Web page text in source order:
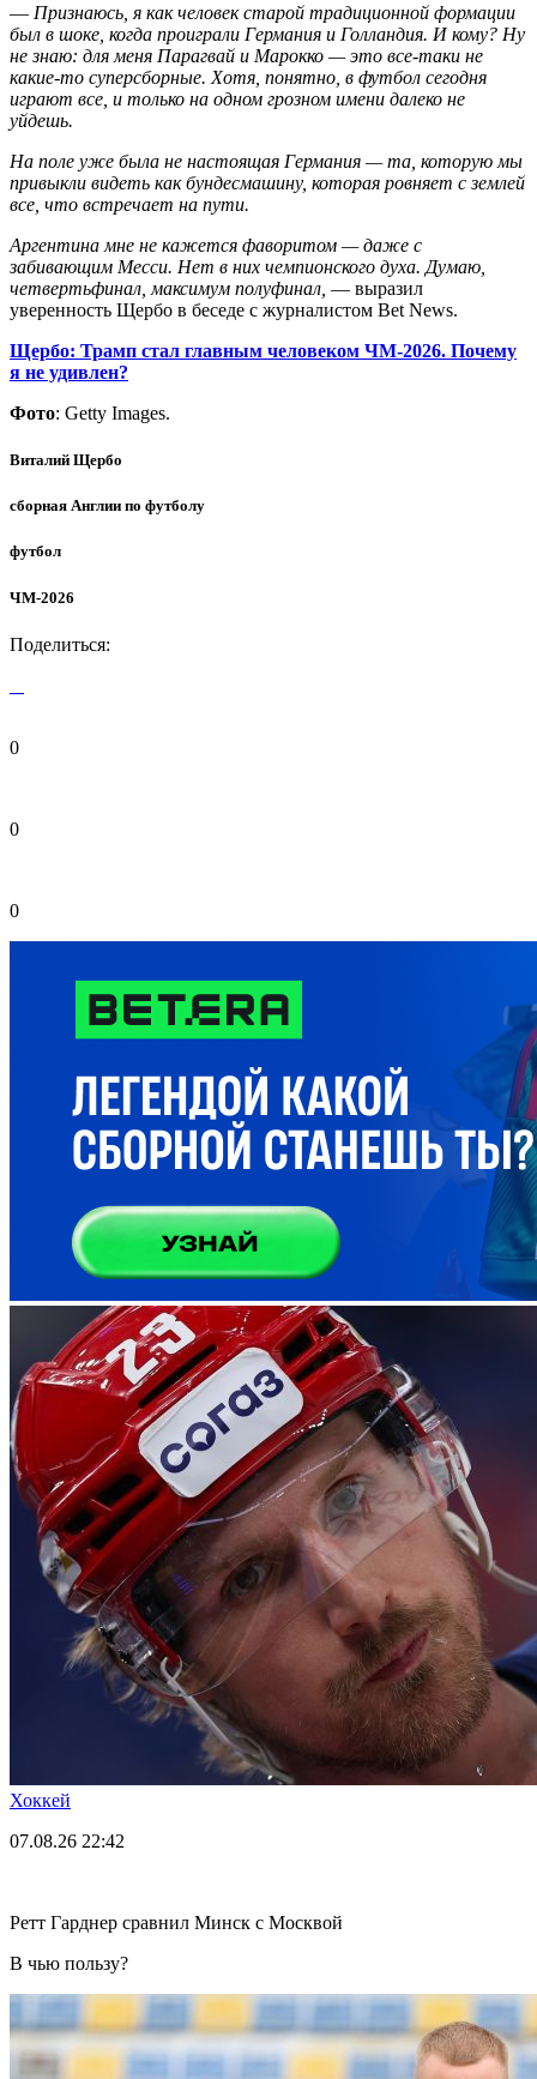
— Признаюсь, я как человек старой традиционной формации
был в шоке, когда проиграли Германия и Голландия. И кому? Ну
не знаю: для меня Парагвай и Марокко — это все-таки не
какие-то суперсборные. Хотя, понятно, в футбол сегодня
играют все, и только на одном грозном имени далеко не
уйдешь.
На поле уже была не настоящая Германия — та, которую мы
привыкли видеть как бундесмашину, которая ровняет с землей
все, что встречает на пути.
Аргентина мне не кажется фаворитом — даже с
забивающим Месси. Нет в них чемпионского духа. Думаю,
четвертьфинал, максимум полуфинал, — выразил
уверенность Щербо в беседе с журналистом Bet News.
Щербо: Трамп стал главным человеком ЧМ-2026. Почему
я не удивлен?
Фото: Getty Images.
Виталий Щербо
сборная Англии по футболу
футбол
ЧМ-2026
Поделиться:
0
0
0
Хоккей
07.08.26 22:42
Ретт Гарднер сравнил Минск с Москвой
В чью пользу?